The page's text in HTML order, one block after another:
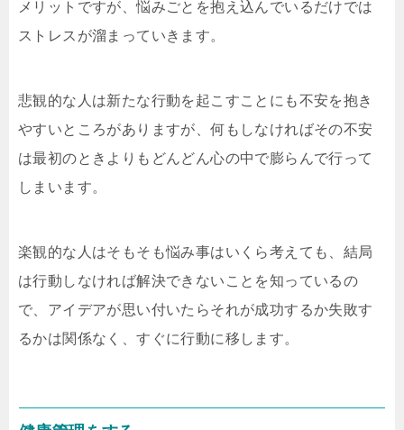
メリットですが、悩みごとを抱え込んでいるだけでは
ストレスが溜まっていきます。
悲観的な人は新たな行動を起こすことにも不安を抱き
やすいところがありますが、何もしなければその不安
は最初のときよりもどんどん心の中で膨らんで行って
しまいます。
楽観的な人はそもそも悩み事はいくら考えても、結局
は行動しなければ解決できないことを知っているの
で、アイデアが思い付いたらそれが成功するか失敗す
るかは関係なく、すぐに行動に移します。